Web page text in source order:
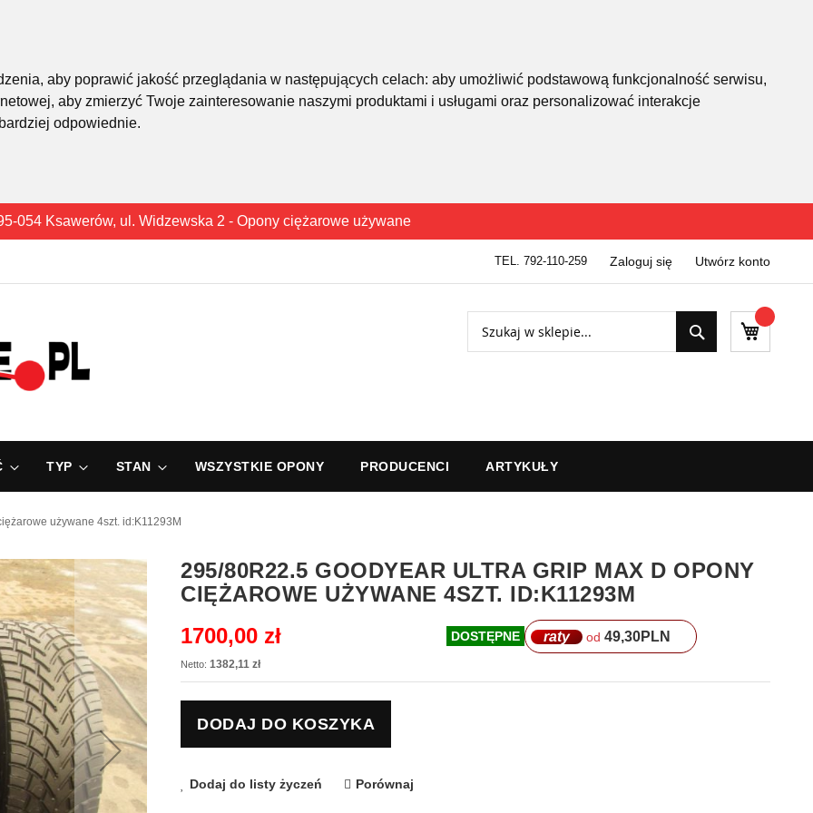
aby poprawić jakość przeglądania w następujących celach: aby umożliwić podstawową funkcjonalność serwisu,
, aby zmierzyć Twoje zainteresowanie naszymi produktami i usługami oraz personalizować interakcje
odpowiednie.
054 Ksawerów, ul. Widzewska 2 - Opony ciężarowe używane
TEL. 792-110-259 Zaloguj się Utwórz konto
Mój
Szukaj
TYP STAN WSZYSTKIE OPONY PRODUCENCI ARTYKUŁY
używane 4szt. id:K11293M
295/80R22.5 GOODYEAR ULTRA GRIP MAX D OPONY
CIĘŻAROWE UŻYWANE 4SZT. ID:K11293M
1700,00 zł
1382,11 zł
DOSTĘPNE raty od 49,30PLN
DODAJ DO KOSZYKA
Dodaj do listy życzeń Porównaj